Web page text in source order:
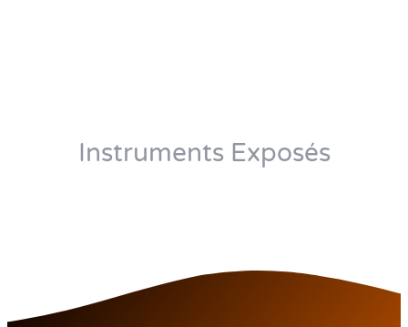
Instruments Exposés